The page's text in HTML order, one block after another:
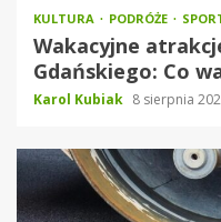
KULTURA PODRÓŻE
Wakacyjne
Gdańskiego: Co
Karol Kubiak 8 sierpnia